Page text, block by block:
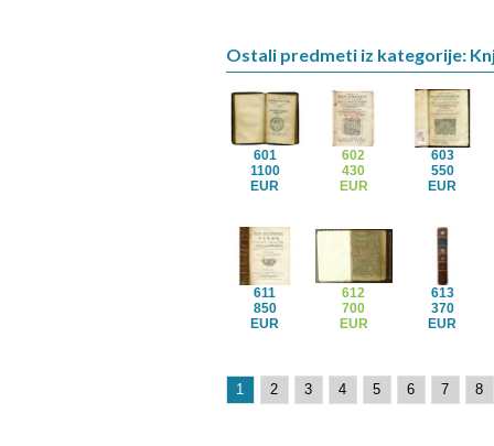
Ostali predmeti iz kategorije:
601
1100
EUR
602
430
EUR
603
550
EUR
611
850
EUR
612
700
EUR
613
370
EUR
1 2 3 4 5 6 7 8